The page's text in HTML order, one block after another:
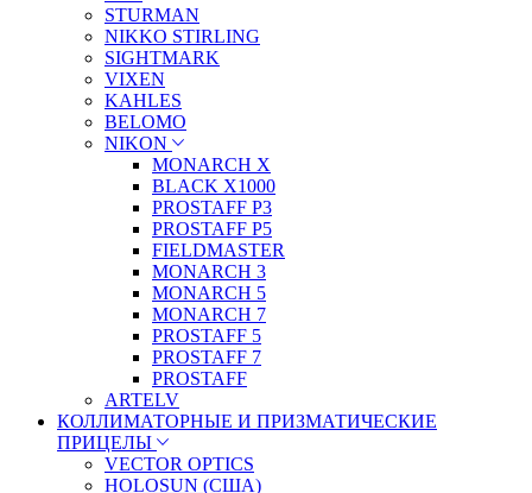
STURMAN
NIKKO STIRLING
SIGHTMARK
VIXEN
KAHLES
BELOMO
NIKON
MONARCH X
BLACK X1000
PROSTAFF P3
PROSTAFF P5
FIELDMASTER
MONARCH 3
MONARCH 5
MONARCH 7
PROSTAFF 5
PROSTAFF 7
PROSTAFF
ARTELV
КОЛЛИМАТОРНЫЕ И ПРИЗМАТИЧЕСКИЕ
ПРИЦЕЛЫ
VECTOR OPTICS
HOLOSUN (США)